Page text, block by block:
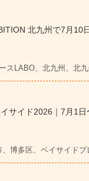
北九州で7月10
スLABO、北九州、北九
サイド2026｜7月1日
博多区、ベイサイドプ